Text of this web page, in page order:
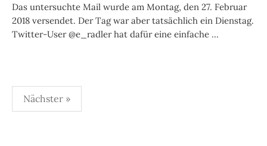
Das untersuchte Mail wurde am Montag, den 27. Februar
2018 versendet. Der Tag war aber tatsächlich ein Dienstag.
Twitter-User @e_radler hat dafür eine einfache ...
Seitennummerierung
der
Nächster »